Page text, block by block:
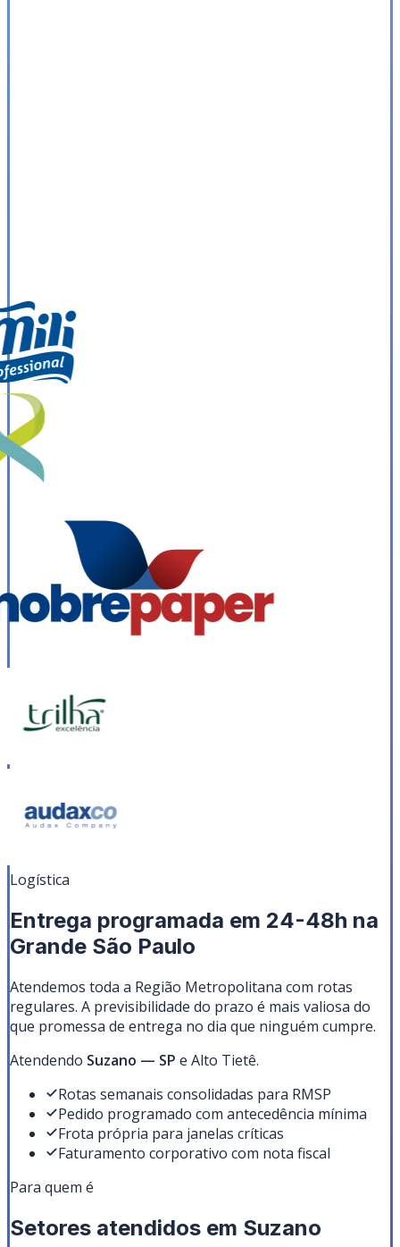
Logística
Entrega programada em 24-48h na
Grande São Paulo
Atendemos toda a Região Metropolitana com rotas
regulares. A previsibilidade do prazo é mais valiosa do
que promessa de entrega no dia que ninguém cumpre.
Atendendo Suzano — SP e Alto Tietê.
Rotas semanais consolidadas para RMSP
Pedido programado com antecedência mínima
Frota própria para janelas críticas
Faturamento corporativo com nota fiscal
Para quem é
Setores atendidos em Suzano